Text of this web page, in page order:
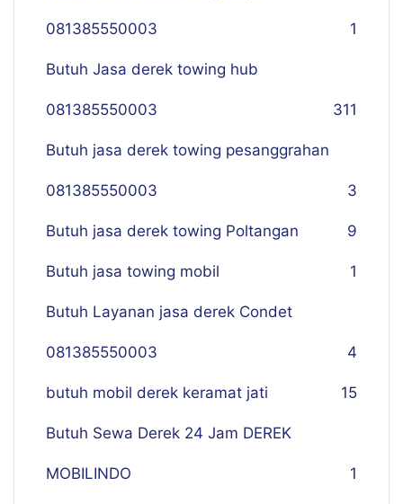
081385550003 1
Butuh Jasa derek towing hub
081385550003 311
Butuh jasa derek towing pesanggrahan
081385550003 3
Butuh jasa derek towing Poltangan 9
Butuh jasa towing mobil 1
Butuh Layanan jasa derek Condet
081385550003 4
butuh mobil derek keramat jati 15
Butuh Sewa Derek 24 Jam DEREK
MOBILINDO 1